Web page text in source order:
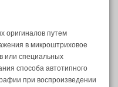
оригиналов путем
в микроштриховое
или специальных
способа автотипного
при воспроизведении